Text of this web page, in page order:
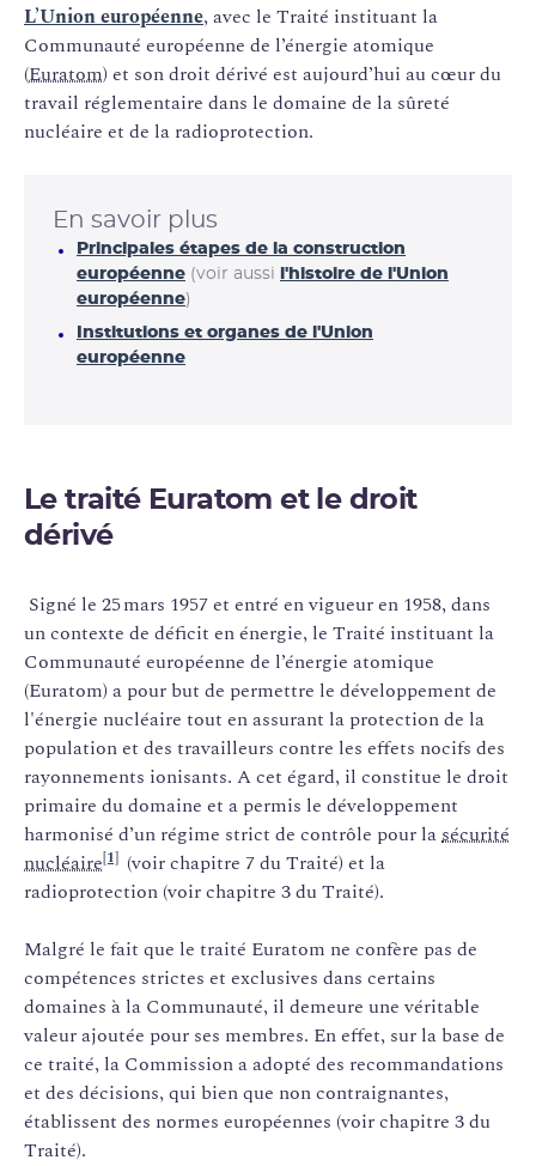
L’Union européenne, avec le Traité instituant la
Communauté européenne de l’énergie atomique
(Euratom) et son droit dérivé est aujourd’hui au cœur du
travail réglementaire dans le domaine de la sûreté
nucléaire et de la radioprotection.
En savoir plus
Principales étapes de la construction
européenne (voir aussi
l'histoire de l'Union
européenne)
Institutions et organes de l'Union
européenne
Le traité Euratom et le droit
dérivé
Signé le 25 mars 1957 et entré en vigueur en 1958, dans
un contexte de déficit en énergie, le Traité instituant la
Communauté européenne de l’énergie atomique
(Euratom) a pour but de permettre le développement de
l'énergie nucléaire tout en assurant la protection de la
population et des travailleurs contre les effets nocifs des
rayonnements ionisants. A cet égard, il constitue le droit
primaire du domaine et a permis le développement
harmonisé d’un régime strict de contrôle pour lasécurité
nucléaire[1] (voir chapitre 7 du Traité) et la
radioprotection (voir chapitre 3 du Traité).
Malgré le fait que le traité Euratom ne confère pas de
compétences strictes et exclusives dans certains
domaines à la Communauté, il demeure une véritable
valeur ajoutée pour ses membres. En effet, sur la base de
ce traité, la Commission a adopté des recommandations
et des décisions, qui bien que non contraignantes,
établissent des normes européennes (voir chapitre 3 du
Traité).